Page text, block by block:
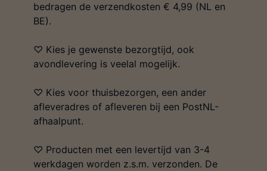
bedragen de verzendkosten € 4,99 (NL en
BE).
♡ Kies je gewenste bezorgtijd, ook
avondlevering is veelal mogelijk.
♡ Kies voor thuisbezorgen, een ander
afleveradres of afleveren bij een PostNL-
afhaalpunt.
♡ Producten met een levertijd van 3-4
werkdagen worden z.s.m. verzonden. De